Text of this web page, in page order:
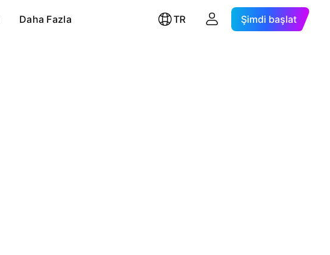
Daha Fazla TR Şimdi başlat